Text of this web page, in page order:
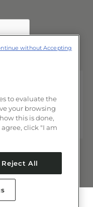
to evaluate the
your browsing
this is done,
agree, click "I am
Reject All
without Accepting